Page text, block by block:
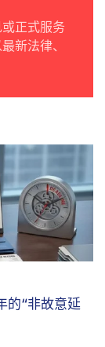
正式服务
新法律、
的“非故意延